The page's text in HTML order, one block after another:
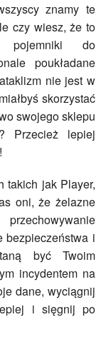
znamy te
czy wiesz, że to
pojemniki do
poukładane
nie jest w
skorzystać
swojego sklepu
Przecież lepiej
takich jak Player,
oni, że żelazne
bezpieczeństwa i
być Twoim
incydentem na
dane, wyciągnij
i sięgnij po